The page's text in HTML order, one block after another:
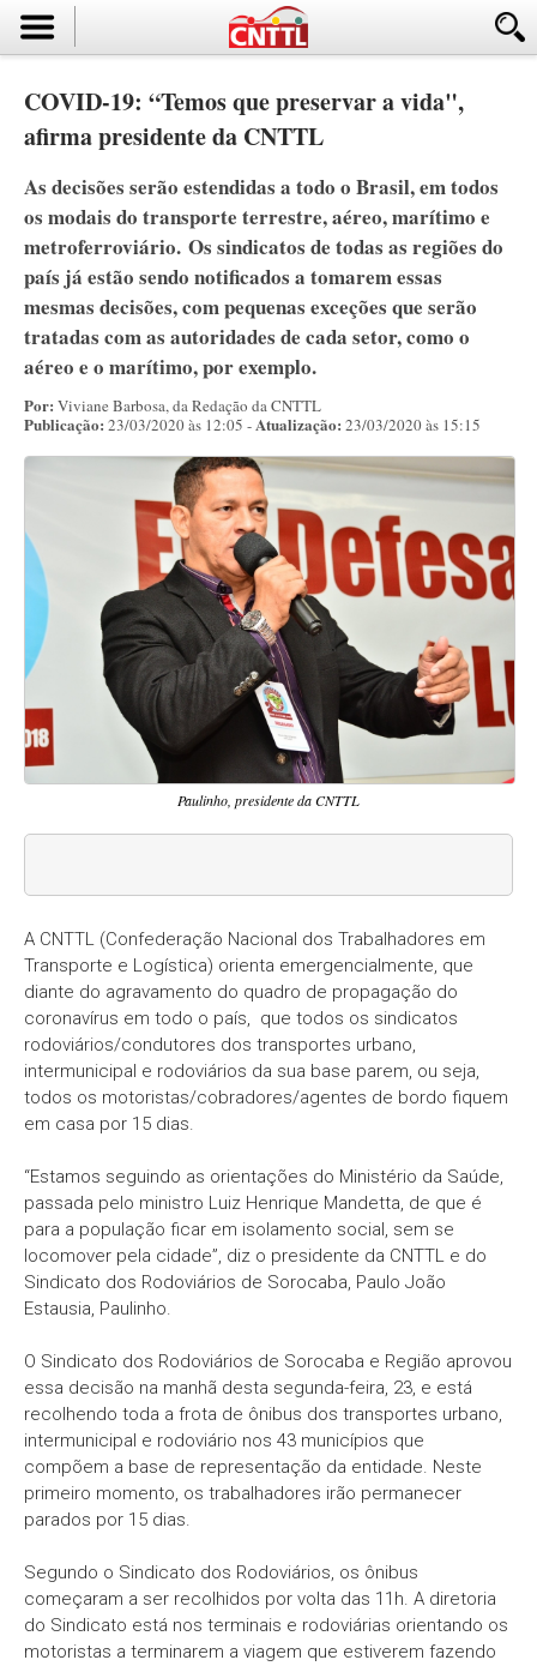
COVID-19: “Temos que preservar a vida",
afirma presidente da CNTTL
As decisões serão estendidas a todo o Brasil, em todos
os modais do transporte terrestre, aéreo, marítimo e
metroferroviário. Os sindicatos de todas as regiões do
país já estão sendo notificados a tomarem essas
mesmas decisões, com pequenas exceções que serão
tratadas com as autoridades de cada setor, como o
aéreo e o marítimo, por exemplo.
Por: Viviane Barbosa, da Redação da CNTTL
Publicação: 23/03/2020 às 12:05 -Atualização: 23/03/2020 às 15:15
Paulinho, presidente da CNTTL
A CNTTL (Confederação Nacional dos Trabalhadores em
Transporte e Logística) orienta emergencialmente, que
diante do agravamento do quadro de propagação do
coronavírus em todo o país, que todos os sindicatos
rodoviários/condutores dos transportes urbano,
intermunicipal e rodoviários da sua base parem, ou seja,
todos os motoristas/cobradores/agentes de bordo fiquem
em casa por 15 dias.
“Estamos seguindo as orientações do Ministério da Saúde,
passada pelo ministro Luiz Henrique Mandetta, de que é
para a população ficar em isolamento social, sem se
locomover pela cidade”, diz o presidente da CNTTL e do
Sindicato dos Rodoviários de Sorocaba, Paulo João
Estausia, Paulinho.
O Sindicato dos Rodoviários de Sorocaba e Região aprovou
essa decisão na manhã desta segunda-feira, 23, e está
recolhendo toda a frota de ônibus dos transportes urbano,
intermunicipal e rodoviário nos 43 municípios que
compõem a base de representação da entidade. Neste
primeiro momento, os trabalhadores irão permanecer
parados por 15 dias.
Segundo o Sindicato dos Rodoviários, os ônibus
começaram a ser recolhidos por volta das 11h. A diretoria
do Sindicato está nos terminais e rodoviárias orientando os
motoristas a terminarem a viagem que estiverem fazendo